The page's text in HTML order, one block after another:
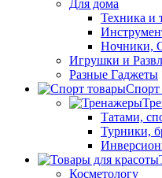
Для дома
Техника и
Ночники,
Игрушки и
Разные Гаджеты
Спорт
Татами,
Турники,
Косметологу